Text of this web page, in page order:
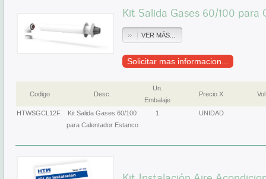
Kit Salida Gases 60/100 para
VER MÁS...
Solicitar mas informacion...
Codigo Desc.
Un.
Embalaje
Precio X
HTWSGCL12F
Kit Salida Gases 60/100
para Calentador Estanco
1 UNIDAD